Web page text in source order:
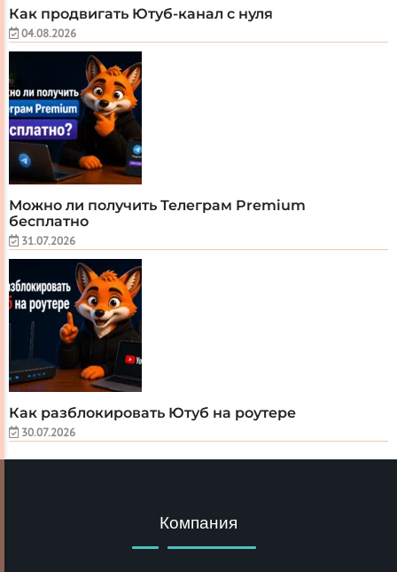
Как продвигать Ютуб-канал с нуля
04.08.2026
Можно ли получить Телеграм Premium
бесплатно
31.07.2026
Как разблокировать Ютуб на роутере
30.07.2026
Компания